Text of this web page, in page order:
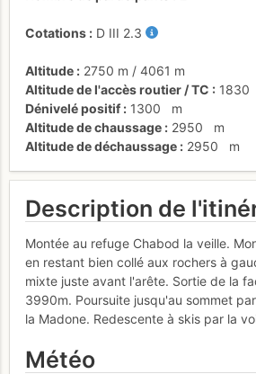
Cotations D III 2.3
Altitude 2750 m / 4061 m
Altitude de l'accès routier / TC
1830
Dénivelé positif
1300
m
Altitude de chaussage
2950
m
Altitude de déchaussage
2950 m
Description de
Montée au refuge Chabod la veille.
en restant bien collé aux rochers à
mixte juste avant l'arête. Sortie de la
3990m. Poursuite jusqu'au sommet
la Madone. Redescente à skis par la
Météo